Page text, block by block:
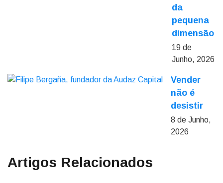
da
pequena
dimensão
19 de
Junho, 2026
Vender
não é
desistir
8 de Junho,
2026
Artigos Relacionados